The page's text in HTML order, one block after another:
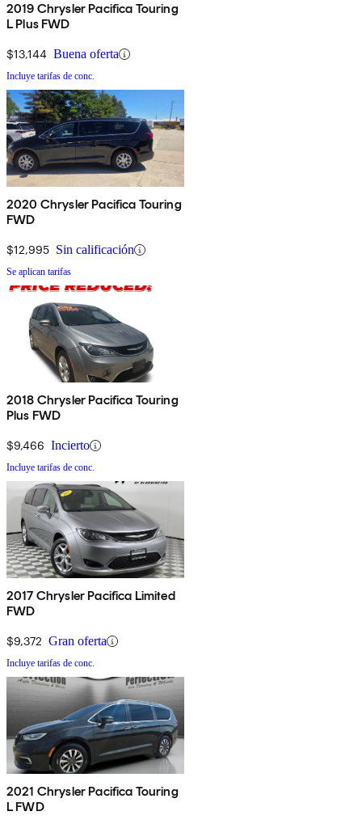
2019 Chrysler Pacifica Touring
L Plus FWD
$13,144 Buena oferta
Incluye tarifas de conc.
2020 Chrysler Pacifica Touring
FWD
$12,995 Sin calificación
Se aplican tarifas
2018 Chrysler Pacifica Touring
Plus FWD
$9,466 Incierto
Incluye tarifas de conc.
2017 Chrysler Pacifica Limited
FWD
$9,372 Gran oferta
Incluye tarifas de conc.
2021 Chrysler Pacifica Touring
L FWD